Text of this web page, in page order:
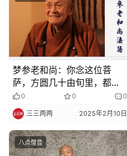
梦参老和尚：你念这位菩
萨，方圆几十由旬里，都能
随你得到善报
0 0 0
三三两两 2025年2月10日
八点僧音